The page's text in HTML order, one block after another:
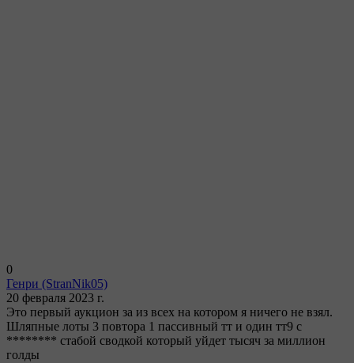
0
Генри (StranNik05)
20 февраля 2023 г.
Это первый аукцион за из всех на котором я ничего не взял.
Шляпные лоты 3 повтора 1 пассивный тт и один тт9 с
******** стабой сводкой который уйдет тысяч за миллион
голды